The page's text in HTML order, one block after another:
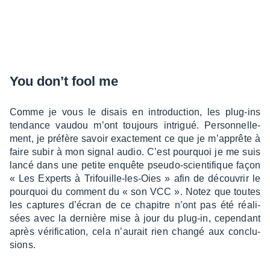
You don’t fool me
Comme je vous le disais en intro­duc­tion, les plug-ins
tendance vaudou m’ont toujours intri­gué. Person­nel­le­
ment, je préfère savoir exac­te­ment ce que je m’ap­prête à
faire subir à mon signal audio. C’est pourquoi je me suis
lancé dans une petite enquête pseudo-scien­ti­fique façon
« Les Experts à Trifouille-les-Oies » afin de décou­vrir le
pourquoi du comment du « son VCC ». Notez que toutes
les captures d’écran de ce chapitre n’ont pas été réali­
sées avec la dernière mise à jour du plug-in, cepen­dant
après véri­fi­ca­tion, cela n’au­rait rien changé aux conclu­
sions.